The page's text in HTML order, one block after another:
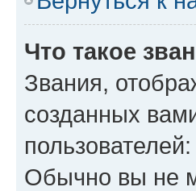
Что такое
Звания,
созданных
Обычно вы не